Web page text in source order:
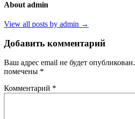
About admin
View all posts by admin →
Добавить комментарий
Ваш адрес email не будет опубликован.
помечены *
Комментарий *